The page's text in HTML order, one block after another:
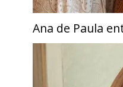
Ana de Paula